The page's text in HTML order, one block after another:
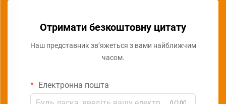
Отримати безкоштовну цитату
Наш представник зв’яжеться з вами найближчим
часом.
Електронна пошта